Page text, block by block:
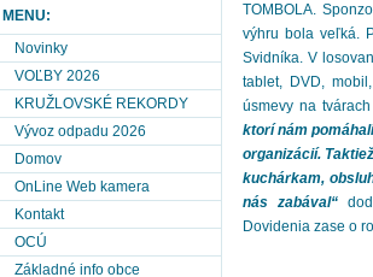
MENU:
Novinky
VOĽBY 2026
KRUŽLOVSKÉ REKORDY
Vývoz odpadu 2026
Domov
OnLine Web kamera
Kontakt
OCÚ
Základné info obce
TOMBOLA.
výhru bola veľká.
Svidníka. V
tablet, DVD,
úsmevy na
ktorí nám
organizácií.
kuchárkam,
nás zabával“
Dovidenia zase o